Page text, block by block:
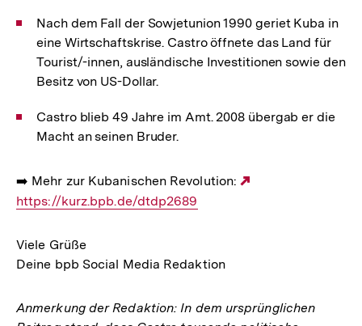
Nach dem Fall der Sowjetunion 1990 geriet Kuba in
eine Wirtschaftskrise. Castro öffnete das Land für
Tourist/-innen, ausländische Investitionen sowie den
Besitz von US-Dollar.
Castro blieb 49 Jahre im Amt. 2008 übergab er die
Macht an seinen Bruder.
➡️ Mehr zur Kubanischen Revolution:
https://kurz.bpb.de/dtdp2689
Viele Grüße
Deine bpb Social Media Redaktion
Anmerkung der Redaktion: In dem ursprünglichen